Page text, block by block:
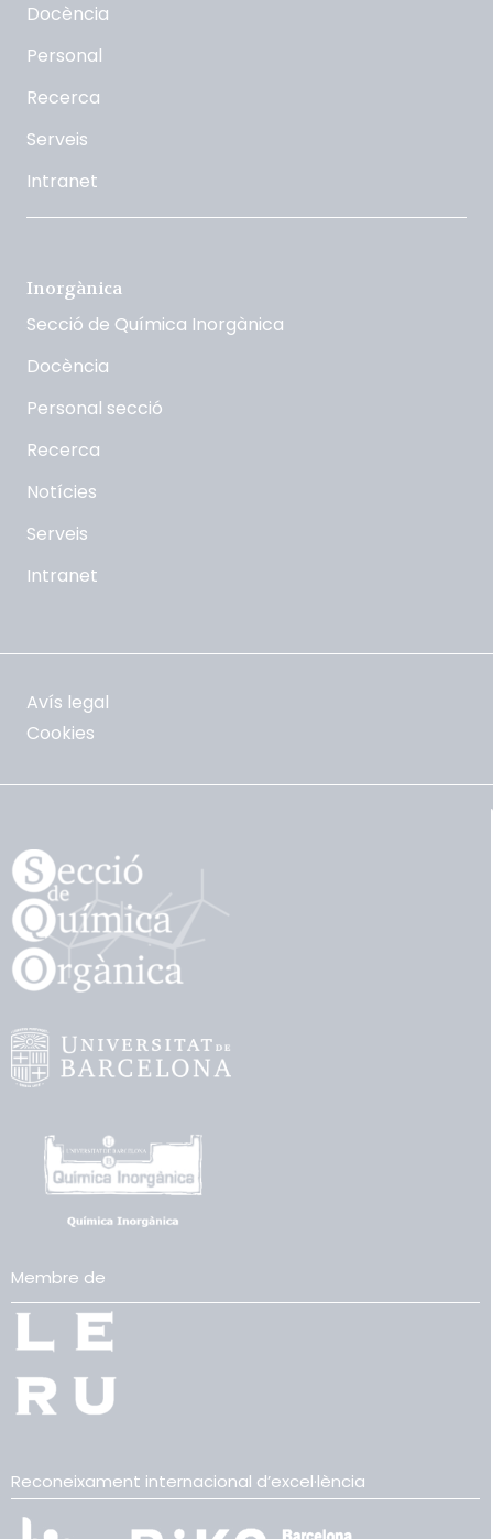
Docència
Personal
Recerca
Serveis
Intranet
Inorgànica
Secció de Química Inorgànica
Docència
Personal secció
Recerca
Notícies
Serveis
Intranet
Avís legal
Cookies
Membre de
Reconeixament internacional d’excel·lència